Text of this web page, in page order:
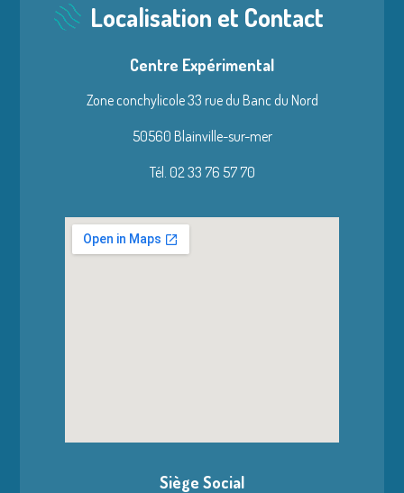
Localisation et Contact
Centre Expérimental
Zone conchylicole 33 rue du Banc du Nord
50560 Blainville-sur-mer
Tél. 02 33 76 57 70
Siège Social